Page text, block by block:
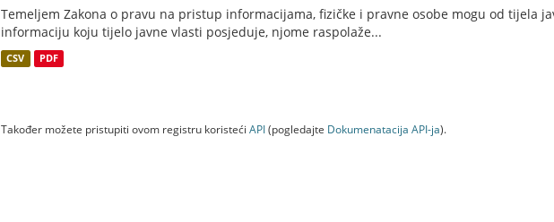
Temeljem Zakona o pravu na pristup informacijama, fizičke i pravne osobe mogu od tijela
informaciju koju tijelo javne vlasti posjeduje, njome raspolaže...
CSV PDF
Također možete pristupiti ovom registru koristeći API(pogledajte Dokumenаtаcijа API-jа).